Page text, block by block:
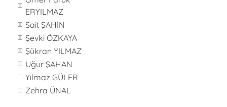
ERYILMAZ
Sait ŞAHİN
Şevki ÖZKAYA
Şükran YILMAZ
Uğur ŞAHAN
Yılmaz GÜLER
Zehra ÜNAL